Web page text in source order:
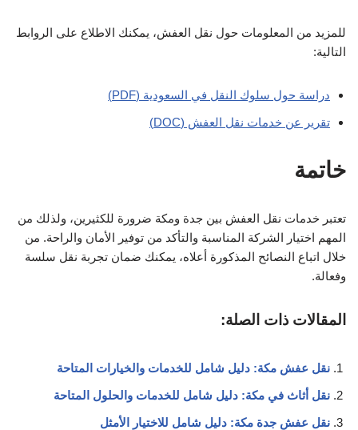
للمزيد من المعلومات حول نقل العفش، يمكنك الاطلاع على الروابط
التالية:
دراسة حول سلوك النقل في السعودية (PDF)
تقرير عن خدمات نقل العفش (DOC)
خاتمة
تعتبر خدمات نقل العفش بين جدة ومكة ضرورة للكثيرين، ولذلك من
المهم اختيار الشركة المناسبة والتأكد من توفير الأمان والراحة. من
خلال اتباع النصائح المذكورة أعلاه، يمكنك ضمان تجربة نقل سلسة
وفعالة.
المقالات ذات الصلة:
نقل عفش مكة: دليل شامل للخدمات والخيارات المتاحة
نقل أثاث في مكة: دليل شامل للخدمات والحلول المتاحة
نقل عفش جدة مكة: دليل شامل للاختيار الأمثل